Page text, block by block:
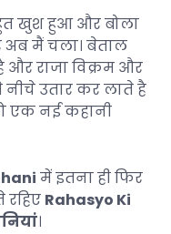
खुश हुआ और बोला
मैं चला। बेताल
राजा विक्रम और
उतार कर लाते है
एक नई कहानी
में इतना ही फिर
Rahasyo Ki
।